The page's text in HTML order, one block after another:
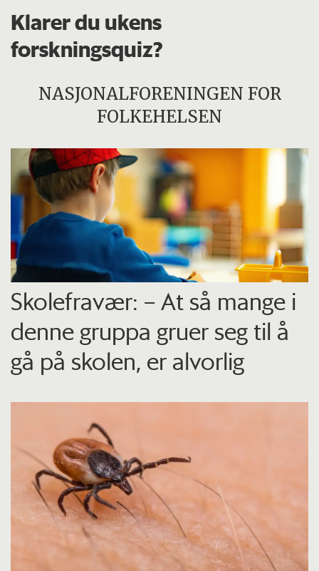
Klarer du ukens
forskningsquiz?
NASJONALFORENINGEN FOR
FOLKEHELSEN
Skolefravær: – At så mange i
denne gruppa gruer seg til å
gå på skolen, er alvorlig